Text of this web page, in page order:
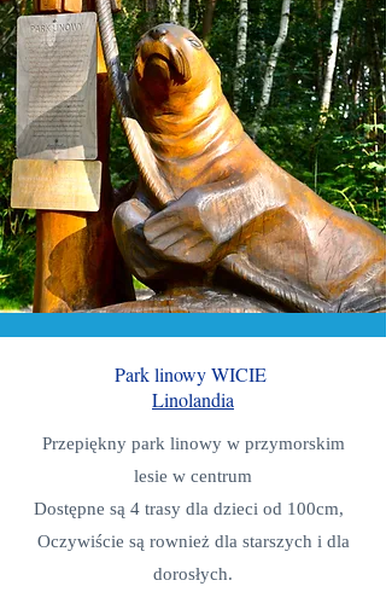
Park linowy WICIE
Linolandia
Przepiękny park linowy w przymorskim
lesie w centrum
Dostępne są 4 trasy dla dzieci od 100cm,
Oczywiście są rownież dla starszych i dla
dorosłych.